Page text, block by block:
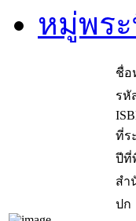
หมู่พร
ชื่อ
รหั
ที่ร
ปีที่
สำ
ปก